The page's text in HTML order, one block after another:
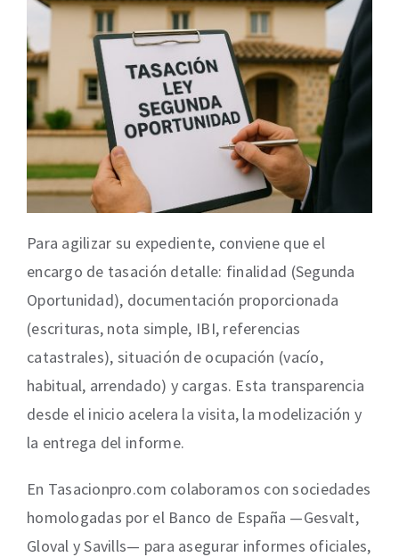
Para agilizar su expediente, conviene que el
encargo de tasación detalle: finalidad (Segunda
Oportunidad), documentación proporcionada
(escrituras, nota simple, IBI, referencias
catastrales), situación de ocupación (vacío,
habitual, arrendado) y cargas. Esta transparencia
desde el inicio acelera la visita, la modelización y
la entrega del informe.
En Tasacionpro.com colaboramos con sociedades
homologadas por el Banco de España —Gesvalt,
Gloval y Savills— para asegurar informes oficiales,